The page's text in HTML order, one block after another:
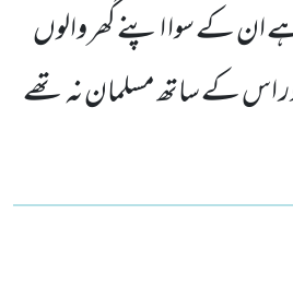
ان کے سوا اپنے گھر والوں
اس کے ساتھ مسلمان نہ تھے